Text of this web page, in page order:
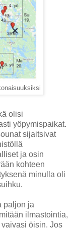
olisi
yöpymispaikat.
sijaitsivat
ja osin
kohteen
minulla oli
paljon ja
ilmastointia,
öisin. Jos